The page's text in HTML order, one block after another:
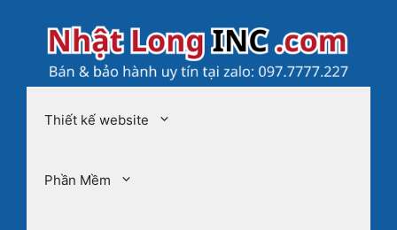
Thiết kế website
Phần Mềm